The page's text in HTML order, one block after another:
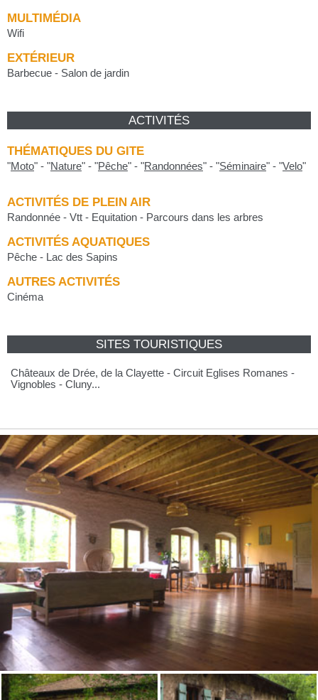
MULTIMÉDIA
Wifi
EXTÉRIEUR
Barbecue - Salon de jardin
ACTIVITÉS
THÉMATIQUES DU GITE
"Moto" - "Nature" - "Pêche" - "Randonnées" - "Séminaire" - "Velo"
ACTIVITÉS DE PLEIN AIR
Randonnée - Vtt - Equitation - Parcours dans les arbres
ACTIVITÉS AQUATIQUES
Pêche - Lac des Sapins
AUTRES ACTIVITÉS
Cinéma
SITES TOURISTIQUES
Châteaux de Drée, de la Clayette - Circuit Eglises Romanes -
Vignobles - Cluny...